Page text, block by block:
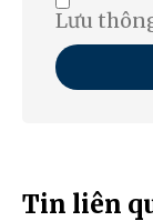
Lưu
Tin liên